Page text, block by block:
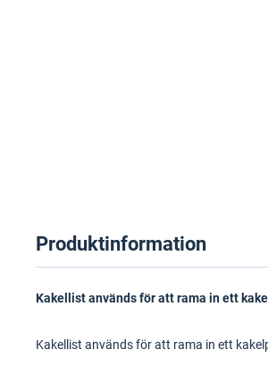
Produktinformation
Kakellist används för att rama in ett
Kakellist används för att rama in ett